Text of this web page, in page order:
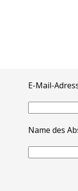
E-Mail-
Name des